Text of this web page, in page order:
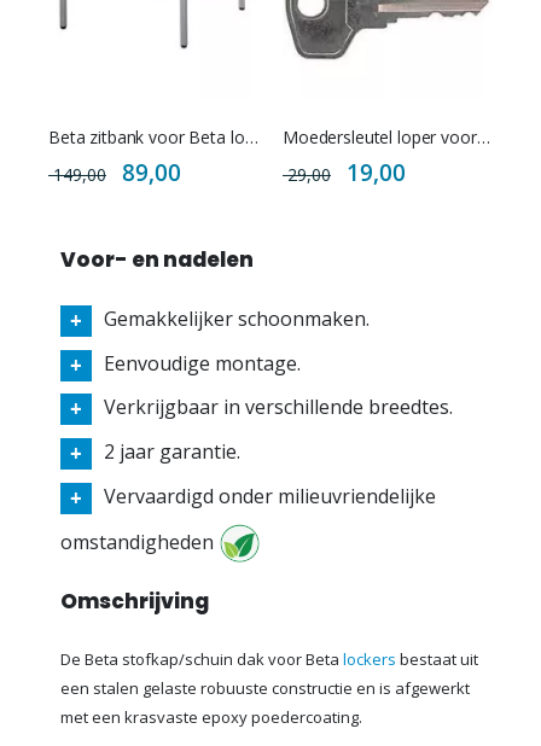
Beta zitbank voor Beta lockers/garderobekasten
149,00
Special
Price
89,00
Moedersleutel loper voor Beta cilindersloten
29,00
Special
Price
19,00
Voor- en nadelen
Gemakkelijker schoonmaken.
Eenvoudige montage.
Verkrijgbaar in verschillende breedtes.
2 jaar garantie.
Vervaardigd onder milieuvriendelijke
omstandigheden
Omschrijving
De Beta stofkap/schuin dak voor Beta lockers bestaat uit
een stalen gelaste robuuste constructie en is afgewerkt
met een krasvaste epoxy poedercoating.